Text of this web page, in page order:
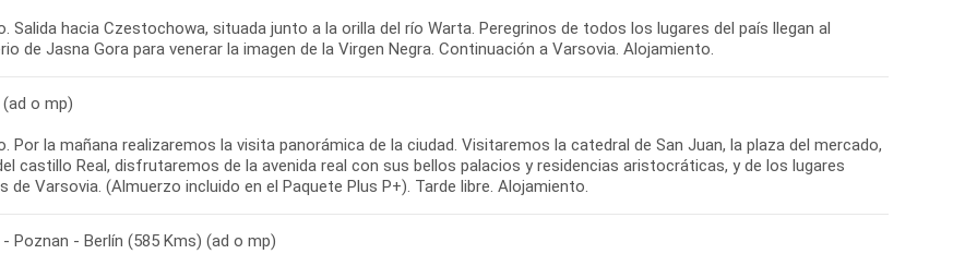
Salida hacia Czestochowa, situada junto a la orilla del río Warta. Peregrinos de todos los lugares del país llegan al
de Jasna Gora para venerar la imagen de la Virgen Negra. Continuación a Varsovia. Alojamiento.
o mp)
Por la mañana realizaremos la visita panorámica de la ciudad. Visitaremos la catedral de San Juan, la plaza del mercado,
castillo Real, disfrutaremos de la avenida real con sus bellos palacios y residencias aristocráticas, y de los lugares
de Varsovia. (Almuerzo incluido en el Paquete Plus P+). Tarde libre. Alojamiento.
Poznan - Berlín (585 Kms) (ad o mp)